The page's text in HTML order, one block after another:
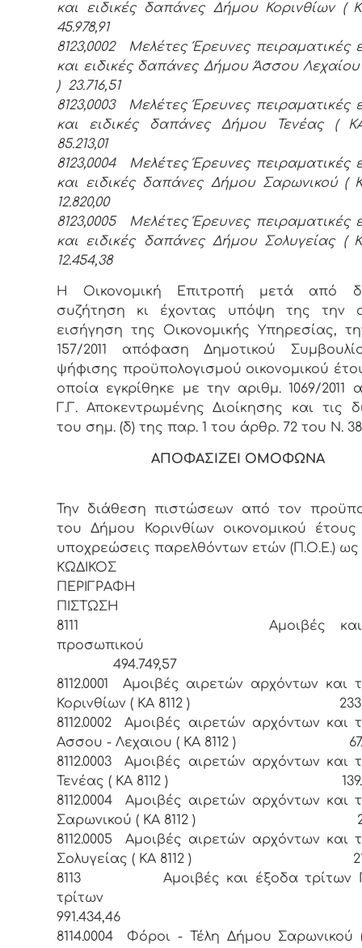
και ειδικές δαπάνες Δήμου Κορινθίων (
45.978,91
8123,0002 Μελέτες Έρευνες πειραματικές
και ειδικές δαπάνες Δήμου Άσσου Λεχαίου
) 23.716,51
8123,0003 Μελέτες Έρευνες πειραματικές
και ειδικές δαπάνες Δήμου Τενέας (
85.213,01
8123,0004 Μελέτες Έρευνες πειραματικές
και ειδικές δαπάνες Δήμου Σαρωνικού (
12.820,00
8123,0005 Μελέτες Έρευνες πειραματικές
και ειδικές δαπάνες Δήμου Σολυγείας (
12.454,38
Η Οικονομική Επιτροπή μετά από
συζήτηση κι έχοντας υπόψη της την
εισήγηση της Οικονομικής Υπηρεσίας,
157/2011 απόφαση Δημοτικού
ψήφισης προϋπολογισμού οικονομικού
οποία εγκρίθηκε με την αριθμ. 1069/2011
Γ.Γ. Αποκεντρωμένης Διοίκησης και τις
του σημ. (δ) της παρ. 1 του άρθρ. 72 του Ν.
ΑΠΟΦΑΣΙΖΕΙ ΟΜΟΦΩΝΑ
Την διάθεση πιστώσεων από τον
του Δήμου Κορινθίων οικονομικού έτους
υποχρεώσεις παρελθόντων ετών (Π.Ο.Ε.) ως
ΠΙΣΤΩΣΗ
8111 Αμοιβές και
494.749,57
8112.0001 Αμοιβές αιρετών αρχόντων και
Κορινθίων ( ΚΑ 8112 )
8112.0002 Αμοιβές αιρετών αρχόντων και
Ασσου - Λεχαιου ( ΚΑ 8112 )
8112.0003 Αμοιβές αιρετών αρχόντων και
Τενέας ( ΚΑ 8112 )
8112.0004 Αμοιβές αιρετών αρχόντων και
Σαρωνικού ( ΚΑ 8112 )
8112.0005 Αμοιβές αιρετών αρχόντων και
Σολυγείας ( ΚΑ 8112 )
8113 Αμοιβές και έξοδα τρίτων
991.434,46
8114.0004 Φόροι - Τέλη Δήμου Σαρωνικού